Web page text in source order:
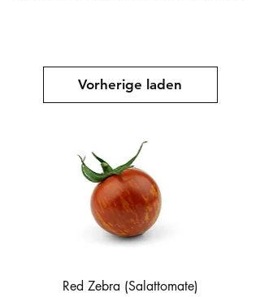
Vorherige laden
Red Zebra (Salattomate)